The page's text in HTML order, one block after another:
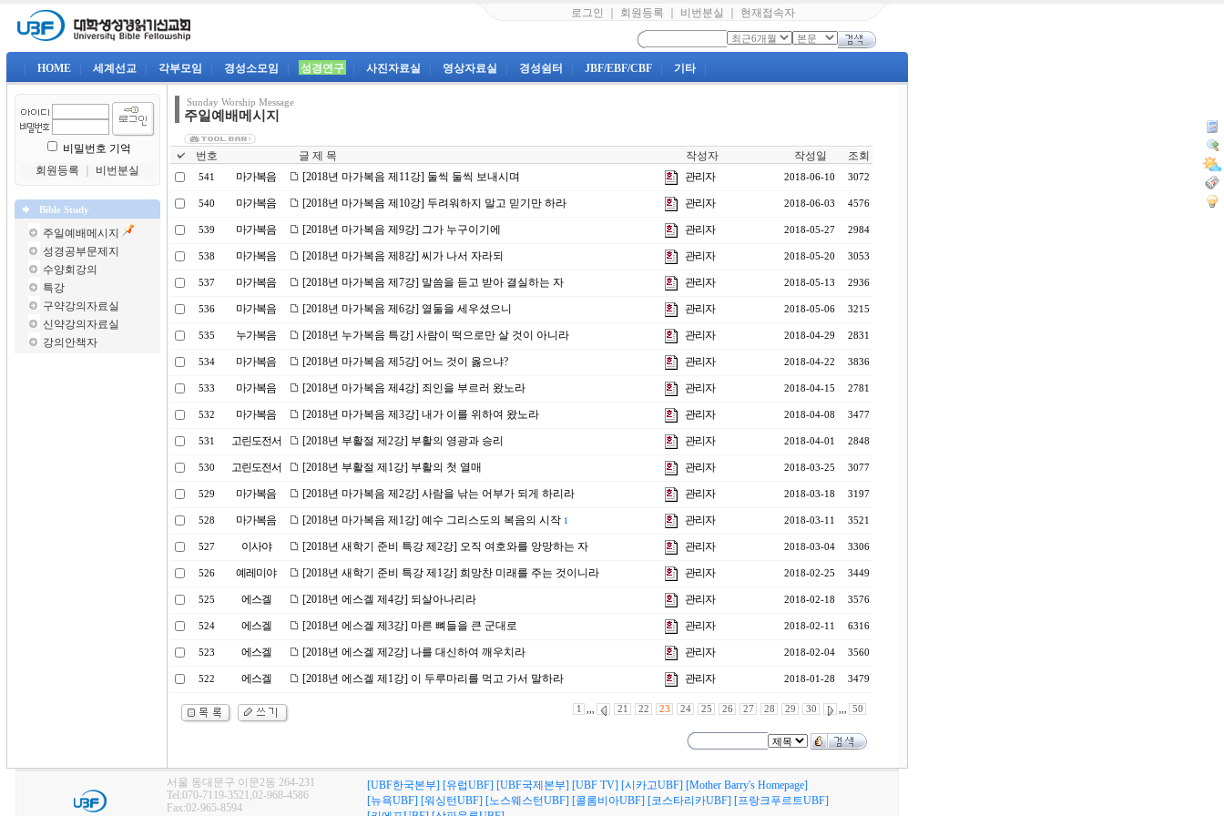
로그인 회원등록 비번분실 현재접속자
HOME 세계선교 각부모임 경성소모임 성경연구 사진자료실 영상자료실 경성쉼터 JBF/EBF/CBF 기타
비밀번호 기억
회원등록
비번분실
Bible Study
주일예배메시지
성경공부문제지
수양회강의
특강
구약강의자료실
신약강의자료실
강의안책자
Sunday Worship Message
주일예배메시지
번호 글 제 목 작성자 작성일 조회
541 마가복음 [2018년 마가복음 제11강] 둘씩 둘씩 보내시며 관리자 2018-06-10 3072
540 마가복음 [2018년 마가복음 제10강] 두려워하지 말고 믿기만 하라 관리자 2018-06-03 4576
539 마가복음 [2018년 마가복음 제9강] 그가 누구이기에 관리자 2018-05-27 2984
538 마가복음 [2018년 마가복음 제8강] 씨가 나서 자라되 관리자 2018-05-20 3053
537 마가복음 [2018년 마가복음 제7강] 말씀을 듣고 받아 결실하는 자 관리자 2018-05-13 2936
536 마가복음 [2018년 마가복음 제6강] 열둘을 세우셨으니 관리자 2018-05-06 3215
535 누가복음 [2018년 누가복음 특강] 사람이 떡으로만 살 것이 아니라 관리자 2018-04-29 2831
534 마가복음 [2018년 마가복음 제5강] 어느 것이 옳으냐? 관리자 2018-04-22 3836
533 마가복음 [2018년 마가복음 제4강] 죄인을 부르러 왔노라 관리자 2018-04-15 2781
532 마가복음 [2018년 마가복음 제3강] 내가 이를 위하여 왔노라 관리자 2018-04-08 3477
531 고린도전서 [2018년 부활절 제2강] 부활의 영광과 승리 관리자 2018-04-01 2848
530 고린도전서 [2018년 부활절 제1강] 부활의 첫 열매 관리자 2018-03-25 3077
529 마가복음 [2018년 마가복음 제2강] 사람을 낚는 어부가 되게 하리라 관리자 2018-03-18 3197
528 마가복음 [2018년 마가복음 제1강] 예수 그리스도의 복음의 시작 1 관리자 2018-03-11 3521
527 이사야 [2018년 새학기 준비 특강 제2강] 오직 여호와를 앙망하는 자 관리자 2018-03-04 3306
526 예레미야 [2018년 새학기 준비 특강 제1강] 희망찬 미래를 주는 것이니라 관리자 2018-02-25 3449
525 에스겔 [2018년 에스겔 제4강] 되살아나리라 관리자 2018-02-18 3576
524 에스겔 [2018년 에스겔 제3강] 마른 뼈들을 큰 군대로 관리자 2018-02-11 6316
523 에스겔 [2018년 에스겔 제2강] 나를 대신하여 깨우치라 관리자 2018-02-04 3560
522 에스겔 [2018년 에스겔 제1강] 이 두루마리를 먹고 가서 말하라 관리자 2018-01-28 3479
1 ,,, 21 22 23 24 25 26 27 28 29 30 ,,, 50
서울 동대문구 이문2동 264-231
Tel:070-7119-3521,02-968-4586
Fax:02-965-8594
[UBF한국본부] [유럽UBF] [UBF국제본부] [UBF TV] [시카고UBF] [Mother Barry's Homepage]
[뉴욕UBF] [워싱턴UBF] [노스웨스턴UBF] [콜롬비아UBF] [코스타리카UBF] [프랑크푸르트UBF]